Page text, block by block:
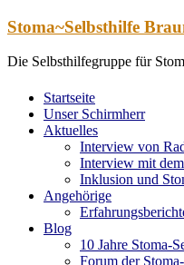
Zum
springen
Stoma~Selbsthilfe
Die Selbsthilfegruppe für
Startseite
Unser Schirmherr
Aktuelles
Interview von
Interview mit
Inklusion und
Angehörige
Blog
10 Jahre Stoma-
Forum der